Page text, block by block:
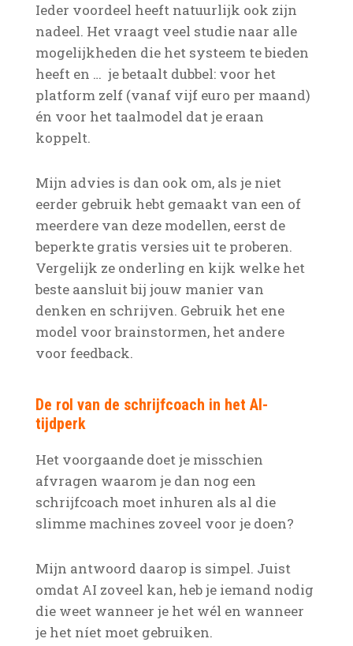
Ieder voordeel heeft natuurlijk ook zijn
nadeel. Het vraagt veel studie naar alle
mogelijkheden die het systeem te bieden
heeft en … je betaalt dubbel: voor het
platform zelf (vanaf vijf euro per maand)
én voor het taalmodel dat je eraan
koppelt.
Mijn advies is dan ook om, als je niet
eerder gebruik hebt gemaakt van een of
meerdere van deze modellen, eerst de
beperkte gratis versies uit te proberen.
Vergelijk ze onderling en kijk welke het
beste aansluit bij jouw manier van
denken en schrijven. Gebruik het ene
model voor brainstormen, het andere
voor feedback.
De rol van de schrijfcoach in het AI-
tijdperk
Het voorgaande doet je misschien
afvragen waarom je dan nog een
schrijfcoach moet inhuren als al die
slimme machines zoveel voor je doen?
Mijn antwoord daarop is simpel. Juist
omdat AI zoveel kan, heb je iemand nodig
die weet wanneer je het wél en wanneer
je het níet moet gebruiken.